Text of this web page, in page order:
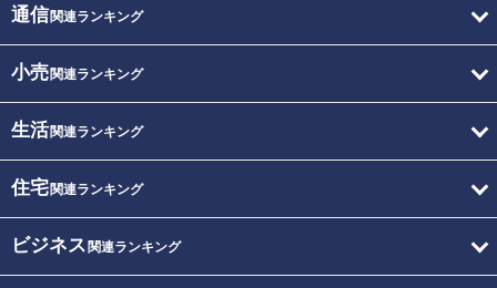
通信関連ランキング
小売関連ランキング
生活関連ランキング
住宅関連ランキング
ビジネス 関連ランキング